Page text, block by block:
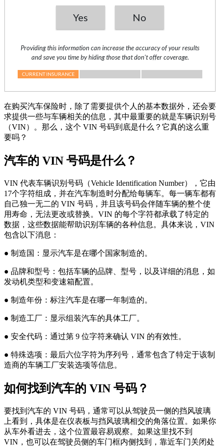
在购买汽车保险时，除了需要提供个人的基本数据外，还会要
求提供一些与车辆相关的信息，其中最重要的就是车辆识别号
（VIN）。那么，这个 VIN 号码到底是什么？它真的这么重
要吗？
汽车的 VIN 号码是什么？
VIN 代表车辆识别号码（Vehicle Identification Number），它由
17个字符组成，并在汽车制造时分配给每辆车。每一辆车都有
自己独一无二的 VIN 号码，并且该号码会伴随车辆的整个使
用寿命，无法更改或替换。VIN 的每个字符都承载了特定的
数据，这些数据能帮助识别车辆的各种信息。具体来说，VIN
包含以下消息：
● 制造国：显示汽车是在哪个国家制造的。
● 品牌和型号：包括车辆的品牌、型号，以及详细的消息，如
发动机类型和变速箱配置。
● 制造年份：标注汽车是在哪一年制造的。
● 制造工厂：显示组装汽车的具体工厂。
● 安全代码：通过第 9 位字符来确认 VIN 的有效性。
● 特殊选项：最后六位字符为序列号，通常包含了特定于该制
造商的车辆工厂安装选项等信息。
如何找到汽车的 VIN 号码？
要找到汽车的 VIN 号码，通常可以从驾驶员一侧的挡风玻璃
上看到，具体是在仪表板与挡风玻璃相交的角落位置。如果你
从车外看进去，这个位置最容易观察。如果这里找不到
VIN，也可以在驾驶员侧的车门框内侧找到，靠近车门关闭处